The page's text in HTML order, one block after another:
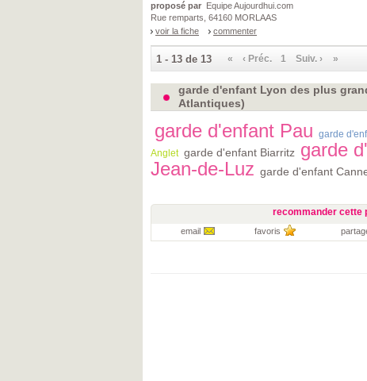
proposé par Equipe Aujourdhui.com
Rue remparts, 64160 MORLAAS
voir la fiche
commenter
1 - 13 de 13 « ‹ Préc. 1 Suiv. › »
garde d'enfant Lyon des plus
Atlantiques)
garde d'enfant Pau garde
Anglet garde d'enfant Biarritz garde
Jean-de-Luz garde d'enfant
recommander cette
email favoris